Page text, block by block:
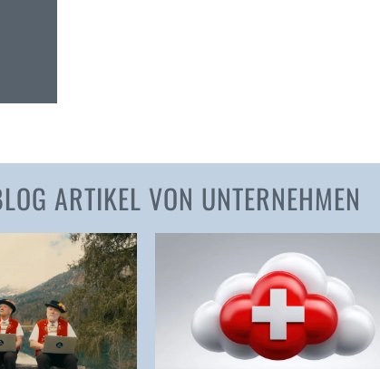
ARTIKEL VON UNTERNEHMEN